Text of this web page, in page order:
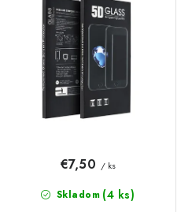
KAMERY
OSTATNÉ PRÍSLUŠENSTVO
VÝPREDAJ
Podmienky ochrany osobných údajov
Skladom (4 ks)
€7,50 / ks